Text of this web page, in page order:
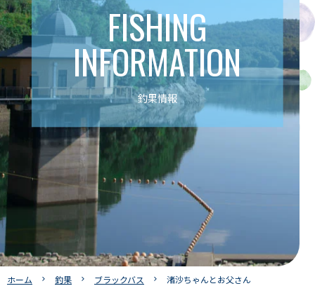
FISHING
INFORMATION
釣果情報
ホーム 釣果 ブラックバス 渚沙ちゃんとお父さん